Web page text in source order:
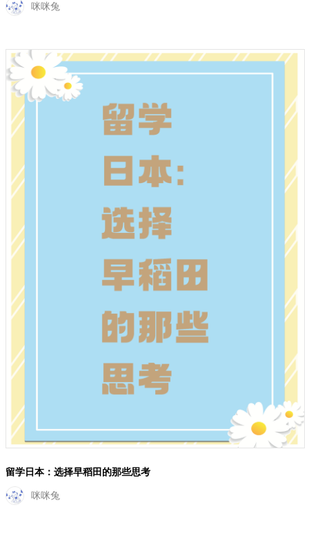
咪咪兔
留学日本：选择早稻田的那些思考
咪咪兔